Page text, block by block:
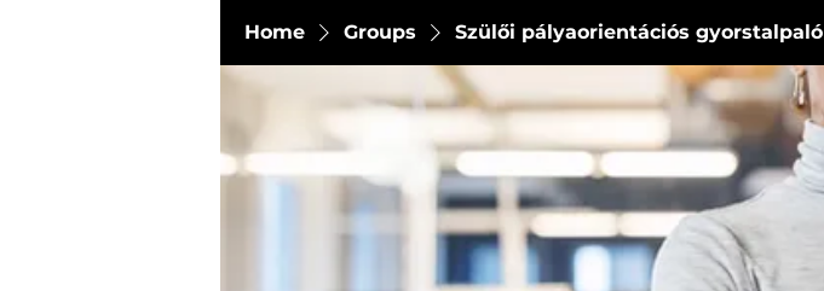
Home Groups Szülői pályaorientációs gyorstalpaló